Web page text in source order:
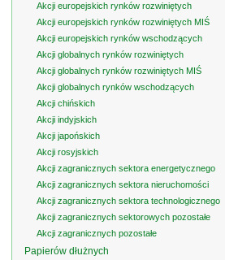
Akcji europejskich rynków rozwiniętych
Akcji europejskich rynków rozwiniętych MIŚ
Akcji europejskich rynków wschodzących
Akcji globalnych rynków rozwiniętych
Akcji globalnych rynków rozwiniętych MIŚ
Akcji globalnych rynków wschodzących
Akcji chińskich
Akcji indyjskich
Akcji japońskich
Akcji rosyjskich
Akcji zagranicznych sektora energetycznego
Akcji zagranicznych sektora nieruchomości
Akcji zagranicznych sektora technologicznego
Akcji zagranicznych sektorowych pozostałe
Akcji zagranicznych pozostałe
Papierów dłużnych